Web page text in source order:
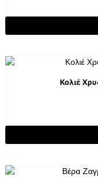
Κολιέ